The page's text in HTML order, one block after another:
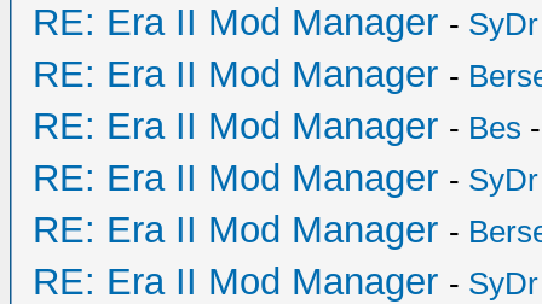
RE: Era II Mod Manager - SyDr
RE: Era II Mod Manager -
RE: Era II Mod Manager - Bes
RE: Era II Mod Manager - SyDr
RE: Era II Mod Manager -
RE: Era II Mod Manager - SyDr